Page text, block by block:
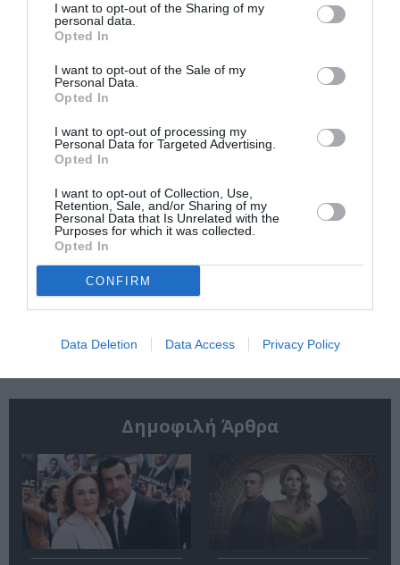
I want to opt-out of the Sharing of my
personal data.
Opted In
I want to opt-out of the Sale of my
Personal Data.
Opted In
I want to opt-out of processing my
Personal Data for Targeted Advertising.
Opted In
I want to opt-out of Collection, Use,
Retention, Sale, and/or Sharing of my
Personal Data that Is Unrelated with the
Purposes for which it was collected.
Opted In
CONFIRM
Data Deletion Data Access Privacy Policy
Αντόνιο Πόρτσια –
Φωνές: Ένα βιβλίο
ως εσωτερικός
Φιλίπ Κολλέν – Ο
μπάρμαν του Ritz:
Ελένη Μπουκαούρη
– η Μαρία τα ήθελε
όλα: Ένα κοινωνικό
βιβλίο για γυναίκες
Γιώργος
βιβλίο γεμάτο
Δημοφιλή Άρθρα